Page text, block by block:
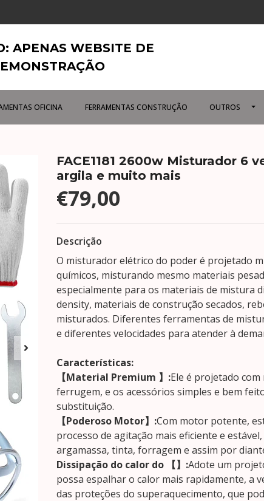
APENAS WEBSITE DE
OFICINA FERRAMENTAS CONSTRUÇÃO OUTROS
FACE1181 2600w Misturador 6
argila e muito mais
€79,00
Descrição
O misturador elétrico do poder é projetado
químicos, misturando mesmo materiais
especialmente para os materiais de mistura
density, materiais de construção secados,
misturados. Diferentes ferramentas de
e diferentes velocidades para atender à
Características:
【Material Premium 】:Ele é projetado
ferrugem, e os acessórios simples e bem
substituição.
【Poderoso Motor】:Com motor potente,
processo de agitação mais eficiente e
argamassa, tinta, forragem e assim por
Dissipação do calor do 【】:Adote um
possa espalhar o calor mais rapidamente, a
das proteções do superaquecimento, que